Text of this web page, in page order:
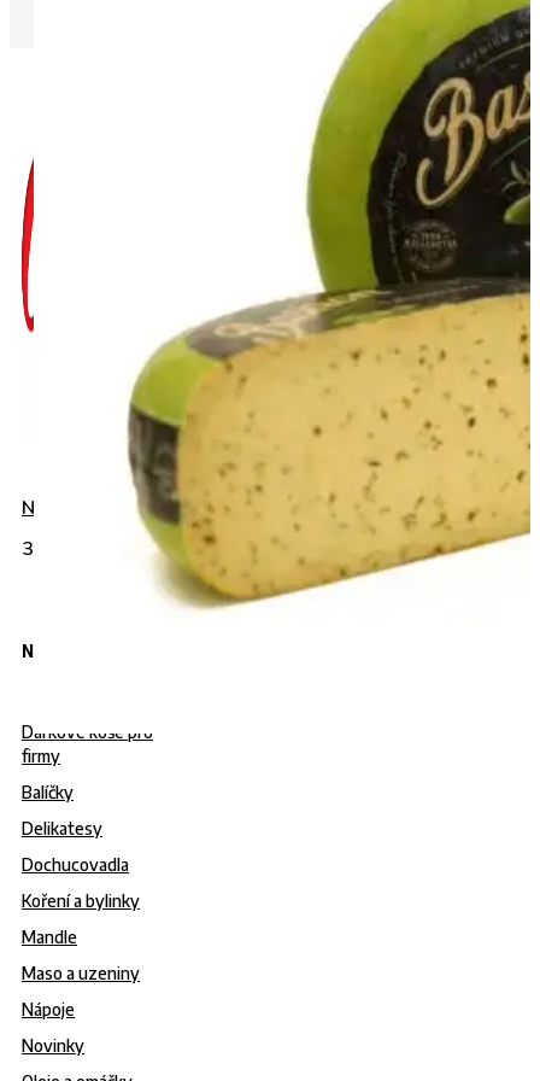
Napište nám do chatu +420 775 032
383
info@gurmanies.cz
Nabídka
Dárkové koše pro
firmy
Balíčky
Delikatesy
Dochucovadla
Koření a bylinky
Mandle
Maso a uzeniny
Nápoje
Novinky